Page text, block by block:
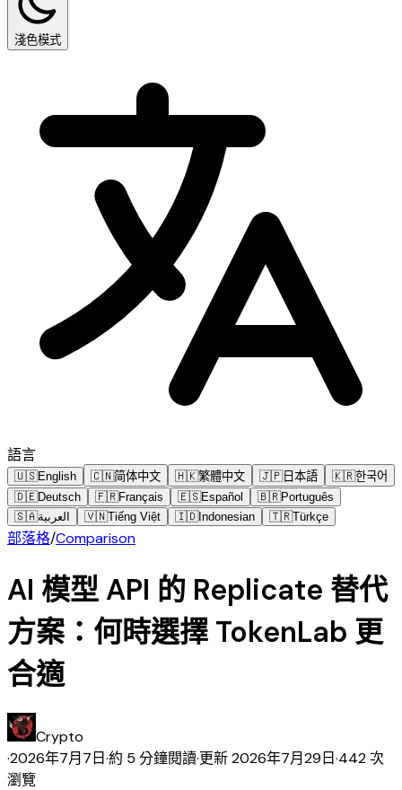
淺色模式
語言
🇺🇸English 🇨🇳简体中文 🇭🇰繁體中文 🇯🇵日本語 🇰🇷한국어
🇩🇪Deutsch 🇫🇷Français 🇪🇸Español 🇧🇷Português
🇸🇦العربية 🇻🇳Tiếng Việt 🇮🇩Indonesian 🇹🇷Türkçe
部落格/Comparison
AI 模型 API 的 Replicate 替代
方案：何時選擇 TokenLab 更
合適
Crypto
·2026年7月7日·約 5 分鐘閱讀·更新2026年7月29日·442 次
瀏覽